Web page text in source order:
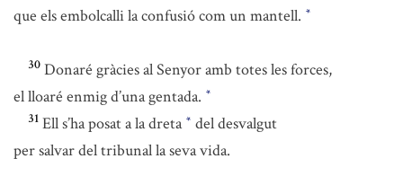
que els embolcalli la confusió com un mantell. *
30 Donaré gràcies al Senyor amb totes les forces,
el lloaré enmig d’una gentada. *
31 Ell s’ha posat a la dreta * del desvalgut
per salvar del tribunal la seva vida.